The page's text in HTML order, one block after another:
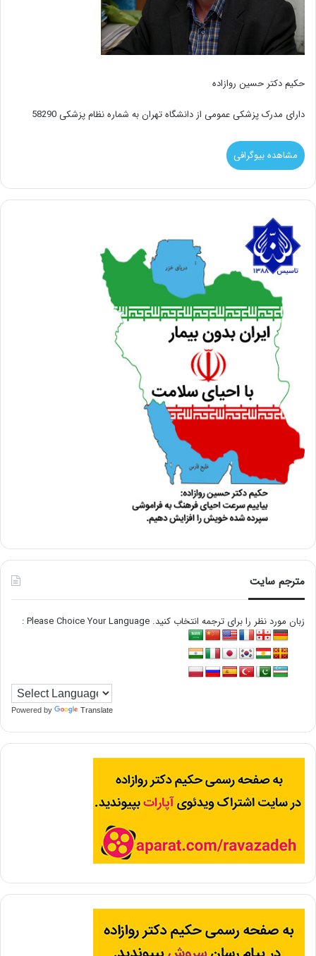
حکیم دکتر حسین روازاده
دارای مدرک پزشکی عمومی از دانشگاه تهران به شماره نظام پزشکی 58290
مشاهده بیوگرافی
مترجم سایت
زبان مورد نظر را برای ترجمه انتخاب کنید. Please Choice Your Language :
Powered by Translate